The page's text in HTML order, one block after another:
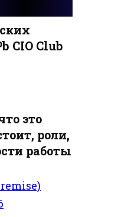
CIO Club
это
роли,
работы